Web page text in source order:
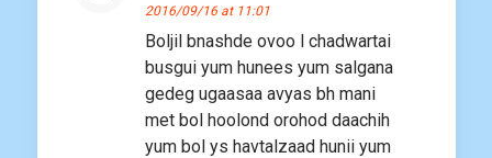
2016/09/16 at 11:01
Boljil bnashde ovoo l chadwartai
busgui yum hunees yum salgana
gedeg ugaasaa avyas bh mani
met bol hoolond orohod daachih
yum bol ys havtalzaad hunii yum